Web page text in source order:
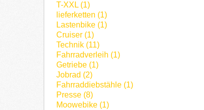
T-XXL (1)
lieferketten (1)
Lastenbike (1)
Cruiser (1)
Technik (11)
Fahrradverleih (1)
Getriebe (1)
Jobrad (2)
Fahrraddiebstähle (1)
Presse (8)
Moowebike (1)